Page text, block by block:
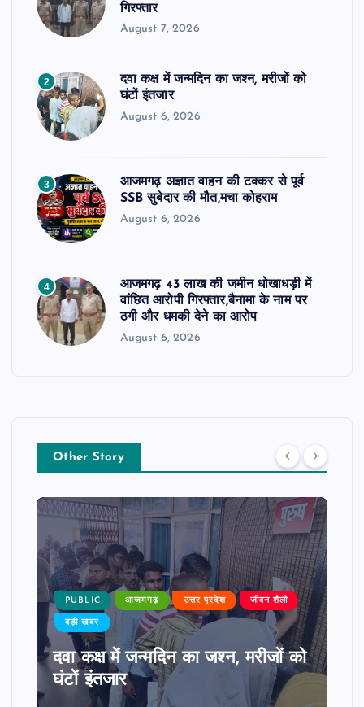
गिरफ्तार
August 7, 2026
2
दवा कक्ष में जन्मदिन का जश्न, मरीजों को
घंटों इंतजार
August 6, 2026
3
आजमगढ़ अज्ञात वाहन की टक्कर से पूर्व
SSB सुबेदार की मौत,मचा कोहराम
August 6, 2026
4
आजमगढ़ 43 लाख की जमीन धोखाधड़ी में
वांछित आरोपी गिरफ्तार,बैनामा के नाम पर
ठगी और धमकी देने का आरोप
August 6, 2026
Other Story
PUBLIC आजमगढ़ उत्तर प्रदेश जीवन शैली
बड़ी खबर
दवा कक्ष में जन्मदिन का जश्न, मरीजों को
घंटों इंतजार